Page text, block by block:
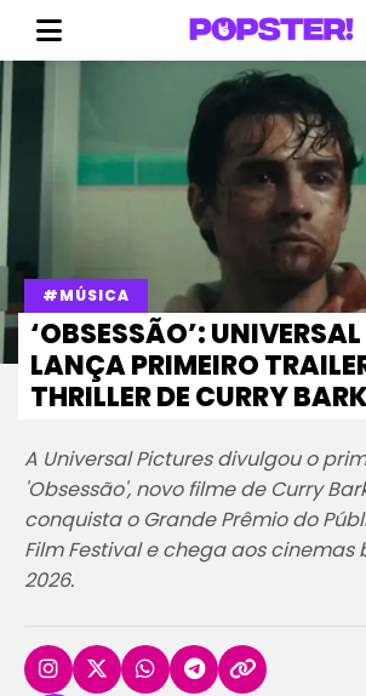
#MÚSICA
‘OBSESSÃO’:
LANÇA PRIMEIRO
THRILLER DE CURRY
A Universal Pictures divulgou o
'Obsessão', novo filme de Curry
conquista o Grande Prêmio do
Film Festival e chega aos cinemas
2026.